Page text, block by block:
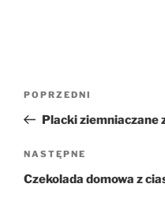
Poprzedni
wpis
POPRZEDNI
Placki ziemniaczane
Następny
wpis
NASTĘPNE
Czekolada domowa z